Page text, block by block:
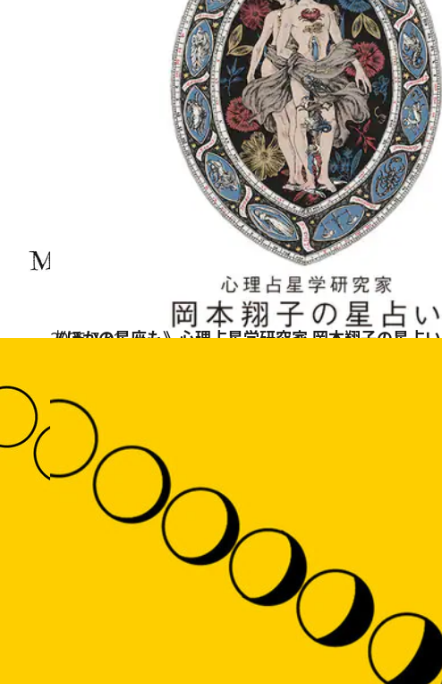
2026.7.31
《ほかの星座も》心理占星学研究家 岡本翔子の星占い
占い